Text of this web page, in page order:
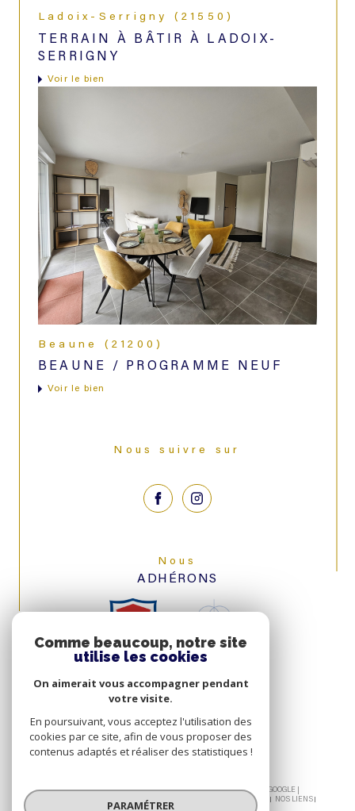
Ladoix-Serrigny (21550)
TERRAIN À BÂTIR À LADOIX-
SERRIGNY
voir le bien
Beaune (21200)
BEAUNE / PROGRAMME NEUF
voir le bien
Nous suivre sur
Nous
ADHÉRONS
© 2026 | TOUS DROITS RÉSERVÉS | TRADUCTION POWERED BY GOOGLE |
PLAN DU SITE ADMIN
NOS LIENS
POLITIQUE RGPD
Comme beaucoup, notre site
utilise les cookies
On aimerait vous accompagner pendant
votre visite.
En poursuivant, vous acceptez l'utilisation des
cookies par ce site, afin de vous proposer des
contenus adaptés et réaliser des statistiques !
PARAMÉTRER